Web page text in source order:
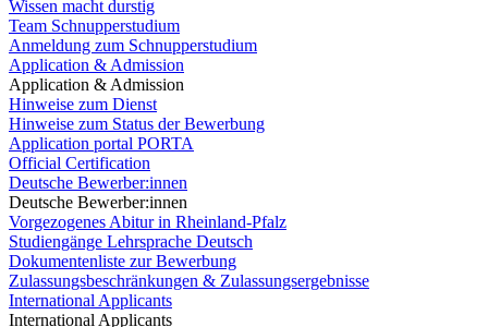
Wissen macht durstig
Team Schnupperstudium
Anmeldung zum Schnupperstudium
Application & Admission
Application & Admission
Hinweise zum Dienst
Hinweise zum Status der Bewerbung
Application portal PORTA
Official Certification
Deutsche Bewerber:innen
Deutsche Bewerber:innen
Vorgezogenes Abitur in Rheinland-Pfalz
Studiengänge Lehrsprache Deutsch
Dokumentenliste zur Bewerbung
Zulassungsbeschränkungen & Zulassungsergebnisse
International Applicants
International Applicants